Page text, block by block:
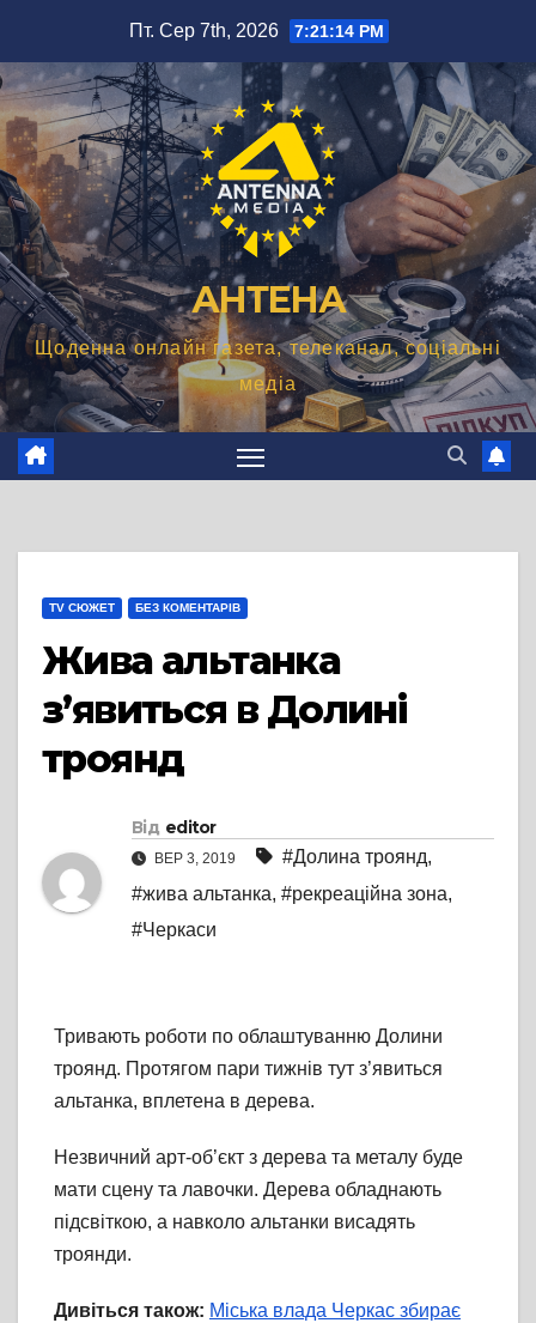
вмісту
Пт. Сер 7th, 2026 7:21:15 PM
АНТЕНА
Щоденна онлайн газета, телеканал, соціальні
медіа
TV СЮЖЕТ БЕЗ КОМЕНТАРІВ
Жива альтанка
з’явиться в Долині
троянд
Від editor
ВЕР 3, 2019 #Долина троянд,
#жива альтанка, #рекреаційна зона,
#Черкаси
Тривають роботи по облаштуванню Долини
троянд. Протягом пари тижнів тут з’явиться
альтанка, вплетена в дерева.
Незвичний арт-об’єкт з дерева та металу буде
мати сцену та лавочки. Дерева обладнають
підсвіткою, а навколо альтанки висадять
троянди.
Дивіться також: Міська влада Черкас збирає